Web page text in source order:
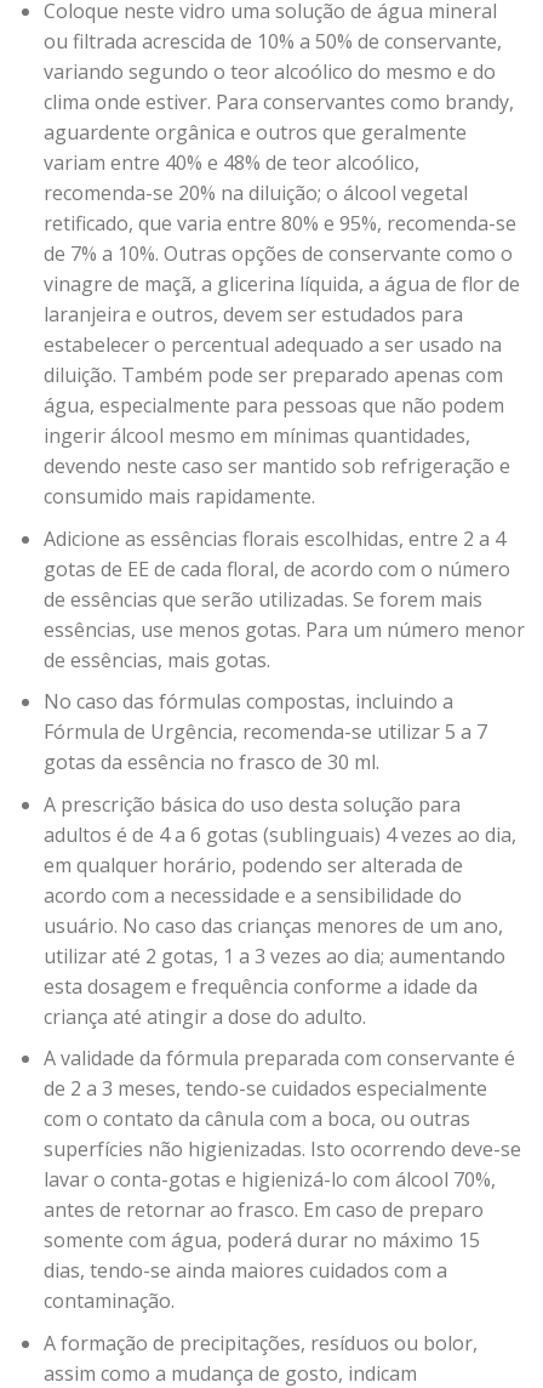
Coloque neste vidro uma solução de água mineral
ou filtrada acrescida de 10% a 50% de conservante,
variando segundo o teor alcoólico do mesmo e do
clima onde estiver. Para conservantes como brandy,
aguardente orgânica e outros que geralmente
variam entre 40% e 48% de teor alcoólico,
recomenda-se 20% na diluição; o álcool vegetal
retificado, que varia entre 80% e 95%, recomenda-se
de 7% a 10%. Outras opções de conservante como o
vinagre de maçã, a glicerina líquida, a água de flor de
laranjeira e outros, devem ser estudados para
estabelecer o percentual adequado a ser usado na
diluição. Também pode ser preparado apenas com
água, especialmente para pessoas que não podem
ingerir álcool mesmo em mínimas quantidades,
devendo neste caso ser mantido sob refrigeração e
consumido mais rapidamente.
Adicione as essências florais escolhidas, entre 2 a 4
gotas de EE de cada floral, de acordo com o número
de essências que serão utilizadas. Se forem mais
essências, use menos gotas. Para um número menor
de essências, mais gotas.
No caso das fórmulas compostas, incluindo a
Fórmula de Urgência, recomenda-se utilizar 5 a 7
gotas da essência no frasco de 30 ml.
A prescrição básica do uso desta solução para
adultos é de 4 a 6 gotas (sublinguais) 4 vezes ao dia,
em qualquer horário, podendo ser alterada de
acordo com a necessidade e a sensibilidade do
usuário. No caso das crianças menores de um ano,
utilizar até 2 gotas, 1 a 3 vezes ao dia; aumentando
esta dosagem e frequência conforme a idade da
criança até atingir a dose do adulto.
A validade da fórmula preparada com conservante é
de 2 a 3 meses, tendo-se cuidados especialmente
com o contato da cânula com a boca, ou outras
superfícies não higienizadas. Isto ocorrendo deve-se
lavar o conta-gotas e higienizá-lo com álcool 70%,
antes de retornar ao frasco. Em caso de preparo
somente com água, poderá durar no máximo 15
dias, tendo-se ainda maiores cuidados com a
contaminação.
A formação de precipitações, resíduos ou bolor,
assim como a mudança de gosto, indicam